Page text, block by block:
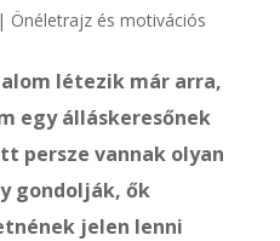
| Önéletrajz és motivációs
létezik már arra,
egy álláskeresőnek
persze vannak olyan
gondolják, ők
jelen lenni